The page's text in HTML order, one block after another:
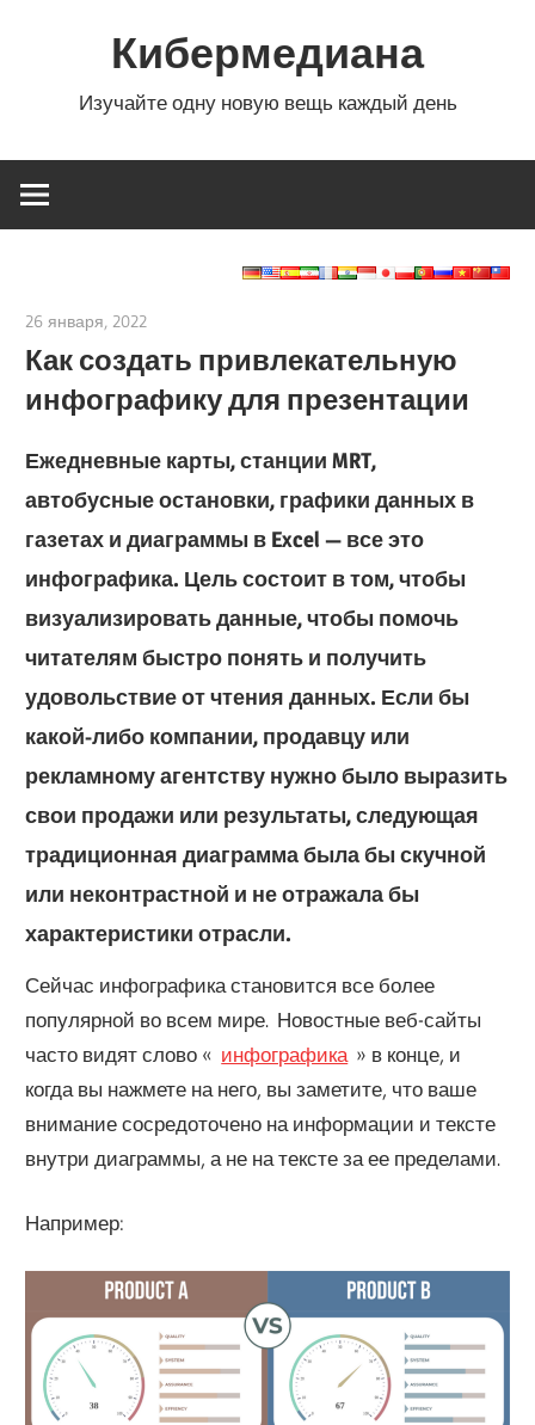
Кибермедиана
Изучайте одну новую вещь каждый день
26 января, 2022
Как создать привлекательную
инфографику для презентации
Ежедневные карты, станции MRT,
автобусные остановки, графики данных в
газетах и ​​диаграммы в Excel — все это
инфографика. Цель состоит в том, чтобы
визуализировать данные, чтобы помочь
читателям быстро понять и получить
удовольствие от чтения данных. Если бы
какой-либо компании, продавцу или
рекламному агентству нужно было выразить
свои продажи или результаты, следующая
традиционная диаграмма была бы скучной
или неконтрастной и не отражала бы
характеристики отрасли.
Сейчас инфографика становится все более
популярной во всем мире. Новостные веб-сайты
часто видят слово « инфографика » в конце, и
когда вы нажмете на него, вы заметите, что ваше
внимание сосредоточено на информации и тексте
внутри диаграммы, а не на тексте за ее пределами.
Например: